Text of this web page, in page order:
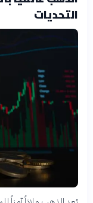
التحديات